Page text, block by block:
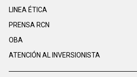
LINEA ÉTICA
PRENSA RCN
OBA
ATENCIÓN AL INVERSIONISTA